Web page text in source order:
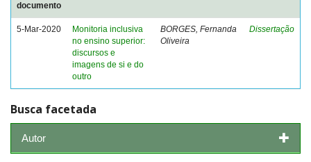
documento
5-Mar-2020
Monitoria inclusiva
no ensino superior:
discursos e
imagens de si e do
outro
BORGES, Fernanda
Oliveira
Dissertação
Busca facetada
Autor